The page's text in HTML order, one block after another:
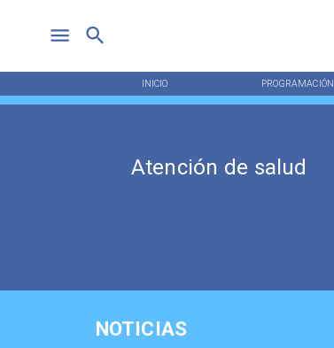
INICIO PROGRAMACIÓN
Atención de salud
NOTICIAS